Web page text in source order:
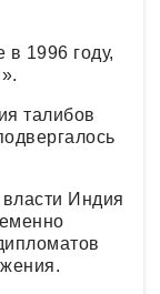
в 1996 году,
талибов
Индия